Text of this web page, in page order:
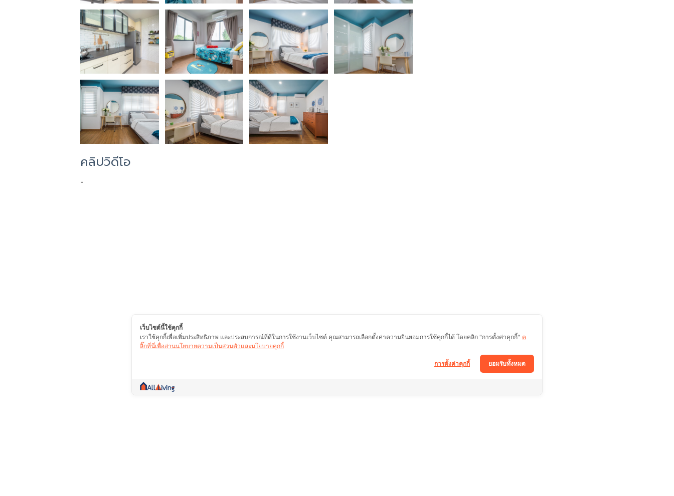
คลิปวิดีโอ
-
เว็บไซต์นี้ใช้คุกกี้
เราใช้คุกกี้เพื่อเพิ่มประสิทธิภาพ และประสบการณ์ที่ดีในการใช้งานเว็บไซต์ คุณสามารถเลือกตั้งค่าความยินยอมการใช้คุกกี้ได้ โดยคลิก "การตั้งค่าคุกกี้" ค
ลิ๊กที่นี่เพื่ออ่านนโยบายความเป็นส่วนตัวและนโยบายคุกกี้
ยอมรับทั้งหมด
การตั้งค่าคุกกี้